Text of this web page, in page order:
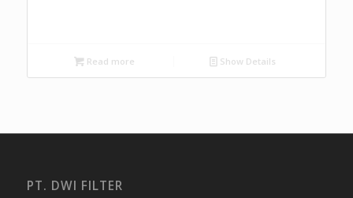
Read more Show Details
PT. DWI FILTER